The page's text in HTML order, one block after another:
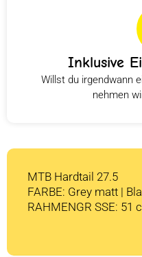
Inklusive
Willst du irgendwann
nehmen
MTB Hardtail 27.5
FARBE: Grey matt |
RAHMENGR SSE: 51